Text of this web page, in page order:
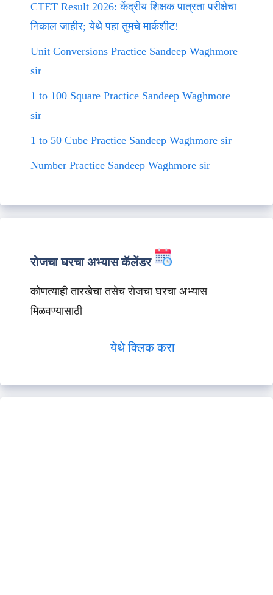
CTET Result 2026: केंद्रीय शिक्षक पात्रता परीक्षेचा
निकाल जाहीर; येथे पहा तुमचे मार्कशीट!
Unit Conversions Practice Sandeep Waghmore
sir
1 to 100 Square Practice Sandeep Waghmore
sir
1 to 50 Cube Practice Sandeep Waghmore sir
Number Practice Sandeep Waghmore sir
रोजचा घरचा अभ्यास कॅलेंडर
कोणत्याही तारखेचा तसेच रोजचा घरचा अभ्यास
मिळवण्यासाठी
येथे क्लिक करा